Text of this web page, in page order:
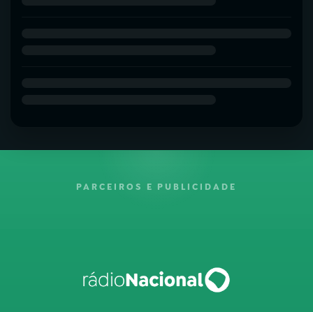
PARCEIROS E PUBLICIDADE